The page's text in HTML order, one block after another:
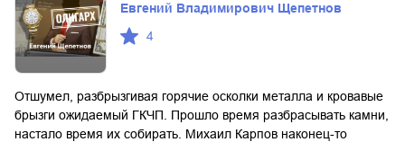
Евгений Владимирович Щепетнов
4
Отшумел, разбрызгивая горячие осколки металла и кровавые
брызги ожидаемый ГКЧП. Прошло время разбрасывать камни,
настало время их собирать. Михаил Карпов наконец-то